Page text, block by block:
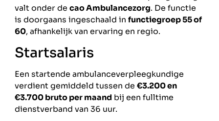
valt onder de cao Ambulancezorg. De functie
is doorgaans ingeschaald in functiegroep 55 of
60, afhankelijk van ervaring en regio.
Startsalaris
Een startende ambulanceverpleegkundige
verdient gemiddeld tussen de €3.200 en
€3.700 bruto per maand bij een fulltime
dienstverband van 36 uur.